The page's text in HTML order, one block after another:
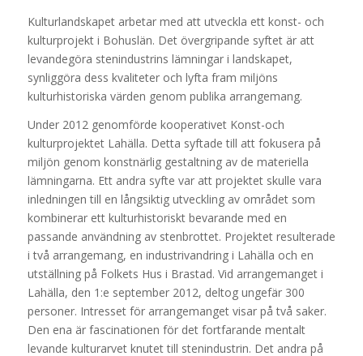
Kulturlandskapet arbetar med att utveckla ett konst- och
kulturprojekt i Bohuslän. Det övergripande syftet är att
levandegöra stenindustrins lämningar i landskapet,
synliggöra dess kvaliteter och lyfta fram miljöns
kulturhistoriska värden genom publika arrangemang.
Under 2012 genomförde kooperativet Konst-och
kulturprojektet Lahälla. Detta syftade till att fokusera på
miljön genom konstnärlig gestaltning av de materiella
lämningarna. Ett andra syfte var att projektet skulle vara
inledningen till en långsiktig utveckling av området som
kombinerar ett kulturhistoriskt bevarande med en
passande användning av stenbrottet. Projektet resulterade
i två arrangemang, en industrivandring i Lahälla och en
utställning på Folkets Hus i Brastad. Vid arrangemanget i
Lahälla, den 1:e september 2012, deltog ungefär 300
personer. Intresset för arrangemanget visar på två saker.
Den ena är fascinationen för det fortfarande mentalt
levande kulturarvet knutet till stenindustrin. Det andra på